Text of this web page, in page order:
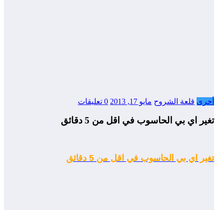
أخرى قلعة الشروح مايو 17, 2013 0 تعليقات
تغير اي بي الحاسوب في اقل من 5 دقائق
تغير اي بي الحاسوب في اقل من 5 دقائق